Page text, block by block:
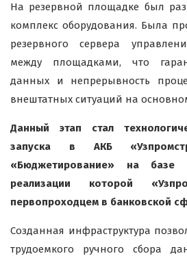
На резервной площадке был
комплекс оборудования. Была
резервного сервера
между площадками, что
данных и непрерывность
внештатных ситуаций на
Данный этап стал
запуска в АКБ
«Бюджетирование» на базе
реализации которой
первопроходцем в банковской
Созданная инфраструктура
трудоемкого ручного сбора